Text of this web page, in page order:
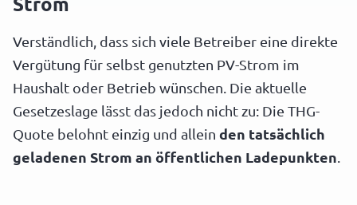
Strom
Verständlich, dass sich viele Betreiber eine direkte
Vergütung für selbst genutzten PV-Strom im
Haushalt oder Betrieb wünschen. Die aktuelle
Gesetzeslage lässt das jedoch nicht zu: Die THG-
Quote belohnt einzig und allein den tatsächlich
geladenen Strom an öffentlichen Ladepunkten.